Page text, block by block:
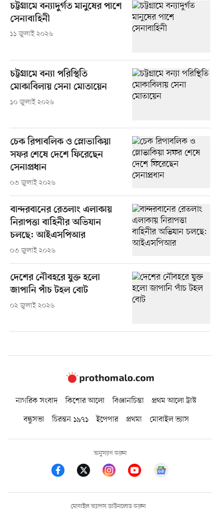
চট্টগ্রামে বন্যাদুর্গত মানুষের পাশে
সেনাবাহিনী
১১ জুলাই ২০২৬
চট্টগ্রামে বন্যা পরিস্থিতি
মোকাবিলায় সেনা মোতায়েন
১০ জুলাই ২০২৬
চেক রিপাবলিক ও স্লোভাকিয়া
সফর শেষে দেশে ফিরেছেন
সেনাপ্রধান
০৩ জুলাই ২০২৬
বান্দরবানের রেতলাং এলাকায়
নিরাপত্তা বাহিনীর অভিযান
চলছে: আইএসপিআর
০৩ জুলাই ২০২৬
দেশের নৌবহরে যুক্ত হলো
জাপানি পাঁচ টহল বোট
০২ জুলাই ২০২৬
নাগরিক সংবাদ কিশোর আলো বিজ্ঞানচিন্তা
প্রথম আলো ট্রাস্ট
বন্ধুসভা
চিরন্তন ১৯৭১ ইপেপার প্রথমা মোবাইল ভ্যাস
অনুসরণ করুন
মোবাইল অ্যাপস ডাউনলোড করুন